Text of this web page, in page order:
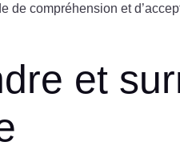
de compréhension et
et